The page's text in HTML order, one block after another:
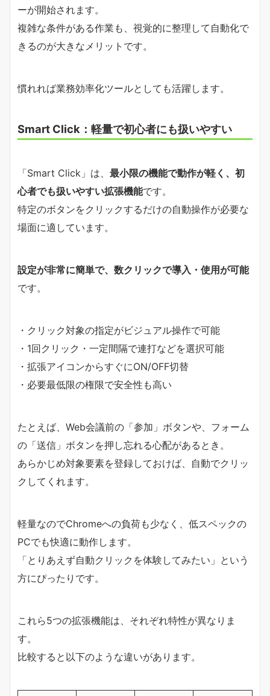
ーが開始されます。
複雑な条件がある作業も、視覚的に整理して自動化で
きるのが大きなメリットです。
慣れれば業務効率化ツールとしても活躍します。
Smart Click：軽量で初心者にも扱いやすい
「Smart Click」は、 最小限の機能で動作が軽く、初
心者でも扱いやすい拡張機能です。
特定のボタンをクリックするだけの自動操作が必要な
場面に適しています。
設定が非常に簡単で、数クリックで導入・使用が可能
です。
・クリック対象の指定がビジュアル操作で可能
・1回クリック・一定間隔で連打などを選択可能
・拡張アイコンからすぐにON/OFF切替
・必要最低限の権限で安全性も高い
たとえば、Web会議前の「参加」ボタンや、フォーム
の「送信」ボタンを押し忘れる心配があるとき。
あらかじめ対象要素を登録しておけば、自動でクリッ
クしてくれます。
軽量なのでChromeへの負荷も少なく、低スペックの
PCでも快適に動作します。
「とりあえず自動クリックを体験してみたい」という
方にぴったりです。
これら5つの拡張機能は、それぞれ特性が異なりま
す。
比較すると以下のような違いがあります。